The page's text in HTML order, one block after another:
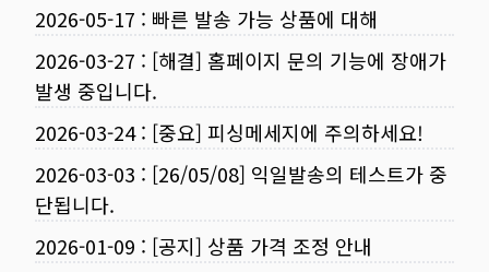
2026-05-17 : 빠른 발송 가능 상품에 대해
2026-03-27 : [해결] 홈페이지 문의 기능에 장애가
발생 중입니다.
2026-03-24: [중요] 피싱메세지에 주의하세요!
2026-03-03 : [26/05/08] 익일발송의 테스트가 중
단됩니다.
2026-01-09 : [공지] 상품 가격 조정 안내